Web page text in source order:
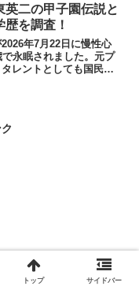
万円）を結び入団しま
英二の甲子園伝説と
を調査！
年7月22日に慢性心
永眠されました。元プ
レントとしても国民的
トップ サイドバー